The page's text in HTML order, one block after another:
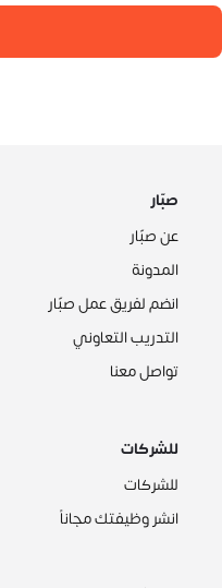
صبّار
عن صبّار
المدونة
انضم لفريق عمل صبّار
التدريب التعاوني
تواصل معنا
للشركات
للشركات
انشر وظيفتك مجاناً